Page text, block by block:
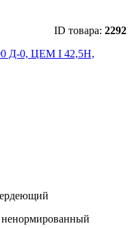
ID товара: 2292
ненормированный